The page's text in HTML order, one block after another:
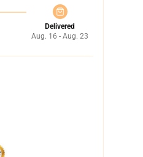
Delivered
Aug. 16 - Aug. 23